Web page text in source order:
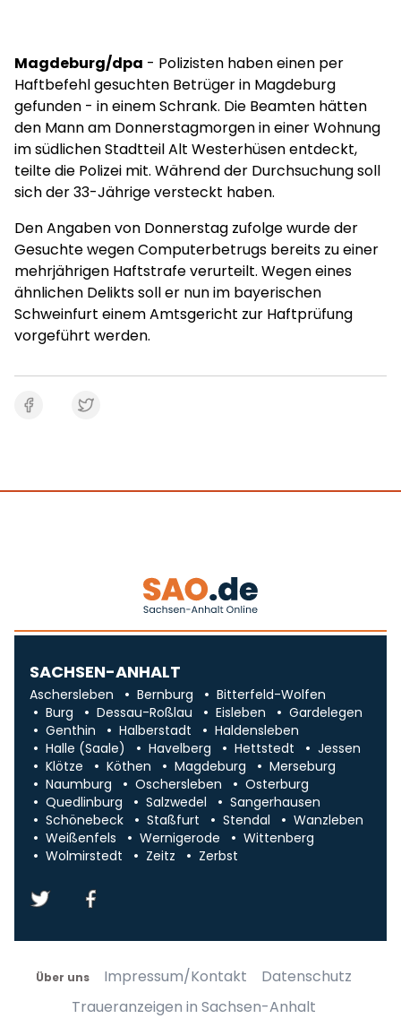
Magdeburg/dpa - Polizisten haben einen per
Haftbefehl gesuchten Betrüger in Magdeburg
gefunden - in einem Schrank. Die Beamten hätten
den Mann am Donnerstagmorgen in einer Wohnung
im südlichen Stadtteil Alt Westerhüsen entdeckt,
teilte die Polizei mit. Während der Durchsuchung soll
sich der 33-Jährige versteckt haben.
Den Angaben von Donnerstag zufolge wurde der
Gesuchte wegen Computerbetrugs bereits zu einer
mehrjährigen Haftstrafe verurteilt. Wegen eines
ähnlichen Delikts soll er nun im bayerischen
Schweinfurt einem Amtsgericht zur Haftprüfung
vorgeführt werden.
SACHSEN-ANHALT
Aschersleben Bernburg
Bitterfeld-Wolfen
Burg
Dessau-Roßlau Eisleben
Gardelegen
Genthin
Halberstadt
Haldensleben
Halle (Saale)
Havelberg Hettstedt
Jessen
Klötze
Köthen Magdeburg
Merseburg
Naumburg
Oschersleben
Osterburg
Quedlinburg
Salzwedel
Sangerhausen
Schönebeck
Staßfurt Stendal
Wanzleben
Weißenfels
Wernigerode
Wittenberg
Wolmirstedt
Zeitz Zerbst
Über uns Impressum/Kontakt
Datenschutz
Traueranzeigen in Sachsen-Anhalt